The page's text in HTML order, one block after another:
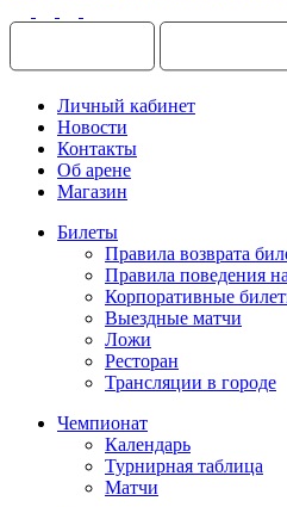
Личный кабинет
Новости
Контакты
Об арене
Магазин
Билеты
Правила возврата
Правила поведения
Корпоративные
Выездные матчи
Ложи
Ресторан
Трансляции в городе
Чемпионат
Календарь
Турнирная таблица
Матчи